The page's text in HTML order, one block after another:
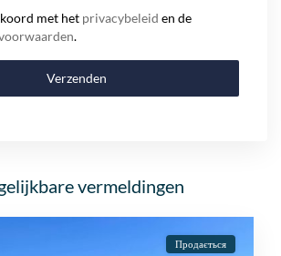
met het privacybeleid en de
.
Verzenden
vermeldingen
Продається